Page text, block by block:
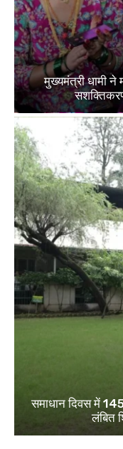
मुख्यमंत्री धामी ने
समाधान दिवस में
लंबित